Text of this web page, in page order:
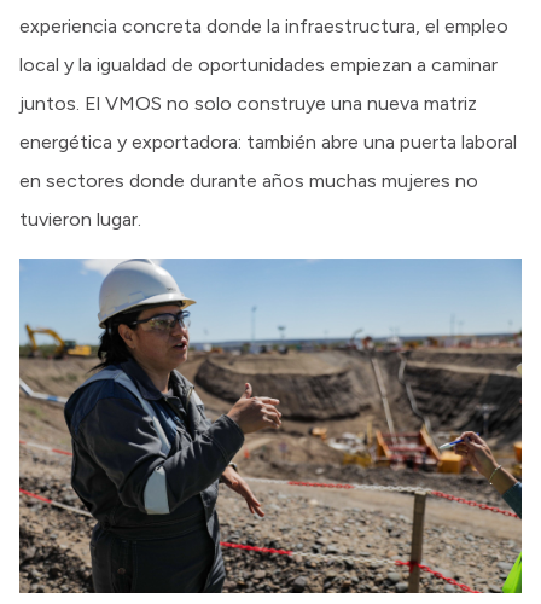
experiencia concreta donde la infraestructura, el empleo
local y la igualdad de oportunidades empiezan a caminar
juntos. El VMOS no solo construye una nueva matriz
energética y exportadora: también abre una puerta laboral
en sectores donde durante años muchas mujeres no
tuvieron lugar.